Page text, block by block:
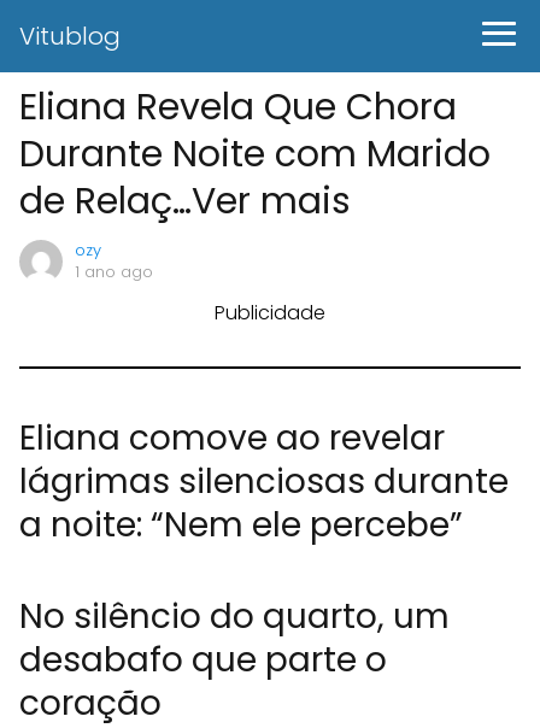
Vitublog
Eliana Revela Que Chora
Durante Noite com Marido
de Relaç…Ver mais
ozy
1 ano ago
Publicidade
Eliana comove ao revelar
lágrimas silenciosas durante
a noite: “Nem ele percebe”
No silêncio do quarto, um
desabafo que parte o
coração